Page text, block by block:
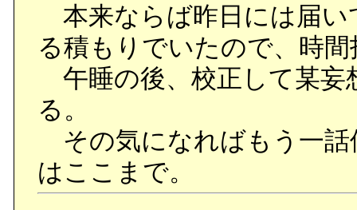
本来ならば昨日には届い
る積もりでいたので、時
午睡の後、校正して某妄
る。
その気になればもう一話
はここまで。